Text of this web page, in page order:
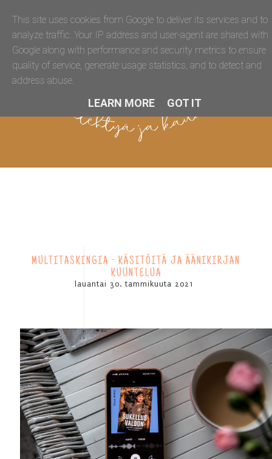
MULTITASKINGIA - KÄSITÖITÄ JA ÄÄNIKIRJAN
KUUNTELUA
lauantai 30. tammikuuta 2021
This site uses cookies from Google to deliver its services and to
analyze traffic. Your IP address and user-agent are shared with
Google along with performance and security metrics to ensure
quality of service, generate usage statistics, and to detect and
address abuse.
LEARN MORE GOT IT